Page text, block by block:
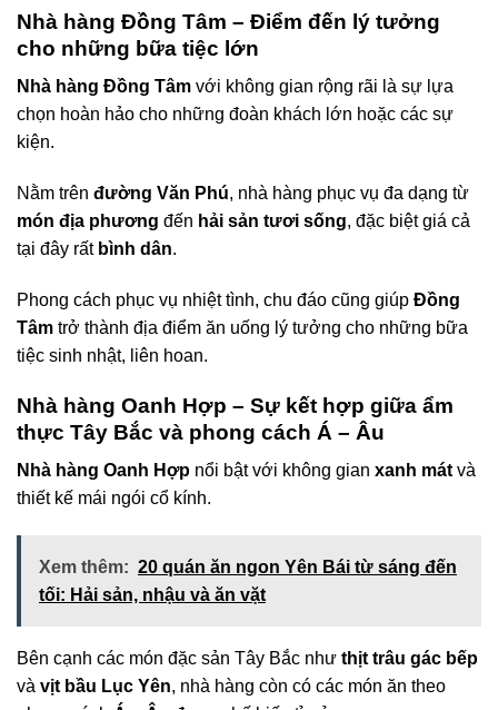
Nhà hàng Đồng Tâm – Điểm đến lý tưởng
cho những bữa tiệc lớn
Nhà hàng Đồng Tâm với không gian rộng rãi là sự lựa
chọn hoàn hảo cho những đoàn khách lớn hoặc các sự
kiện.
Nằm trên đường Văn Phú, nhà hàng phục vụ đa dạng từ
món địa phương đến hải sản tươi sống, đặc biệt giá cả
tại đây rất bình dân.
Phong cách phục vụ nhiệt tình, chu đáo cũng giúp Đồng
Tâm trở thành địa điểm ăn uống lý tưởng cho những bữa
tiệc sinh nhật, liên hoan.
Nhà hàng Oanh Hợp – Sự kết hợp giữa ẩm
thực Tây Bắc và phong cách Á – Âu
Nhà hàng Oanh Hợp nổi bật với không gian xanh mát và
thiết kế mái ngói cổ kính.
Xem thêm: 20 quán ăn ngon Yên Bái từ sáng đến
tối: Hải sản, nhậu và ăn vặt
Bên cạnh các món đặc sản Tây Bắc như thịt trâu gác bếp
và vịt bầu Lục Yên, nhà hàng còn có các món ăn theo